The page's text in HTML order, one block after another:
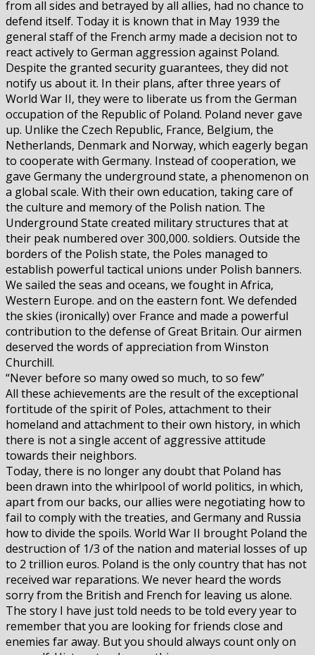
from all sides and betrayed by all allies, had no chance to
defend itself. Today it is known that in May 1939 the
general staff of the French army made a decision not to
react actively to German aggression against Poland.
Despite the granted security guarantees, they did not
notify us about it. In their plans, after three years of
World War II, they were to liberate us from the German
occupation of the Republic of Poland. Poland never gave
up. Unlike the Czech Republic, France, Belgium, the
Netherlands, Denmark and Norway, which eagerly began
to cooperate with Germany. Instead of cooperation, we
gave Germany the underground state, a phenomenon on
a global scale. With their own education, taking care of
the culture and memory of the Polish nation. The
Underground State created military structures that at
their peak numbered over 300,000. soldiers. Outside the
borders of the Polish state, the Poles managed to
establish powerful tactical unions under Polish banners.
We sailed the seas and oceans, we fought in Africa,
Western Europe. and on the eastern font. We defended
the skies (ironically) over France and made a powerful
contribution to the defense of Great Britain. Our airmen
deserved the words of appreciation from Winston
Churchill.
“Never before so many owed so much, to so few”
All these achievements are the result of the exceptional
fortitude of the spirit of Poles, attachment to their
homeland and attachment to their own history, in which
there is not a single accent of aggressive attitude
towards their neighbors.
Today, there is no longer any doubt that Poland has
been drawn into the whirlpool of world politics, in which,
apart from our backs, our allies were negotiating how to
fail to comply with the treaties, and Germany and Russia
how to divide the spoils. World War II brought Poland the
destruction of 1/3 of the nation and material losses of up
to 2 trillion euros. Poland is the only country that has not
received war reparations. We never heard the words
sorry from the British and French for leaving us alone.
The story I have just told needs to be told every year to
remember that you are looking for friends close and
enemies far away. But you should always count only on